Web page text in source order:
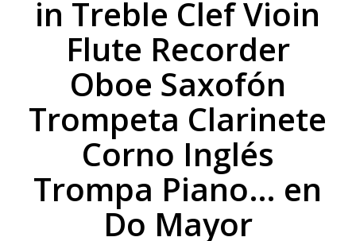
in Treble Clef Vioin
Flute Recorder
Oboe Saxofón
Trompeta Clarinete
Corno Inglés
Trompa Piano… en
Do Mayor